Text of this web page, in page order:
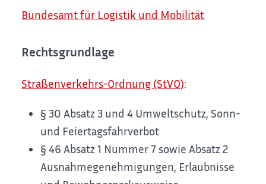
Bundesamt für Logistik und Mobilität
Rechtsgrundlage
Straßenverkehrs-Ordnung (StVO):
§ 30 Absatz 3 und 4 Umweltschutz, Sonn-
und Feiertagsfahrverbot
§ 46 Absatz 1 Nummer 7 sowie Absatz 2
Ausnahmegenehmigungen, Erlaubnisse